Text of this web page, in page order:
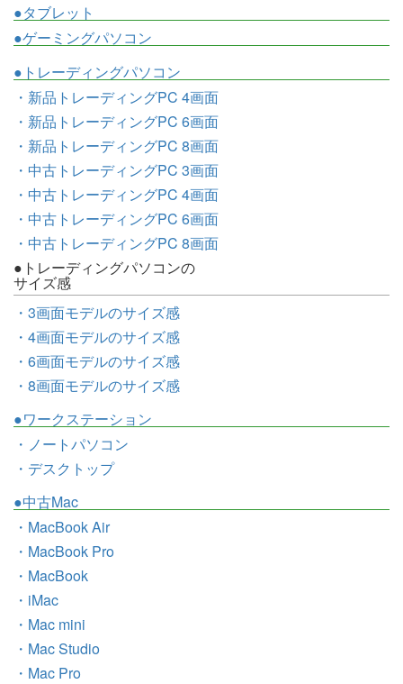
●タブレット
●ゲーミングパソコン
●トレーディングパソコン
・新品トレーディングPC 4画面
・新品トレーディングPC 6画面
・新品トレーディングPC 8画面
・中古トレーディングPC 3画面
・中古トレーディングPC 4画面
・中古トレーディングPC 6画面
・中古トレーディングPC 8画面
●トレーディングパソコンの
サイズ感
・3画面モデルのサイズ感
・4画面モデルのサイズ感
・6画面モデルのサイズ感
・8画面モデルのサイズ感
●ワークステーション
・ノートパソコン
・デスクトップ
●中古Mac
・MacBook Air
・MacBook Pro
・MacBook
・iMac
・Mac mini
・Mac Studio
・Mac Pro